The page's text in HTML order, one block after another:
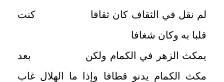
لم نقل في الثقاف كان ثقافا كنت
قلبا به وكان شغافا
يمكث الزهر في الكمام ولكن بعد
مكث الكمام يدنو قطافا وإذا ما الهلال غاب